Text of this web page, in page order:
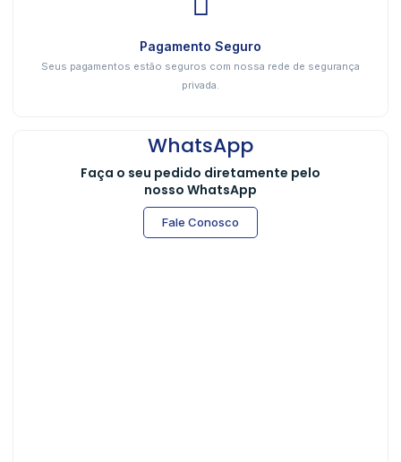
Pagamento Seguro
Seus pagamentos estão seguros com nossa rede de segurança
privada.
WhatsApp
Faça o seu pedido diretamente pelo
nosso WhatsApp
Fale Conosco